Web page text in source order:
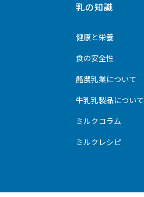
乳の知識
健康と栄養
食の安全性
酪農乳業について
牛乳乳製品について
ミルクコラム
ミルクレシピ